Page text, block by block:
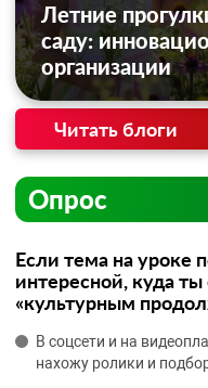
Летние
саду:
организации
Читать блоги
Опрос
Если тема на уроке
интересной, куда
«культурным
В соцсети и на
нахожу ролики и